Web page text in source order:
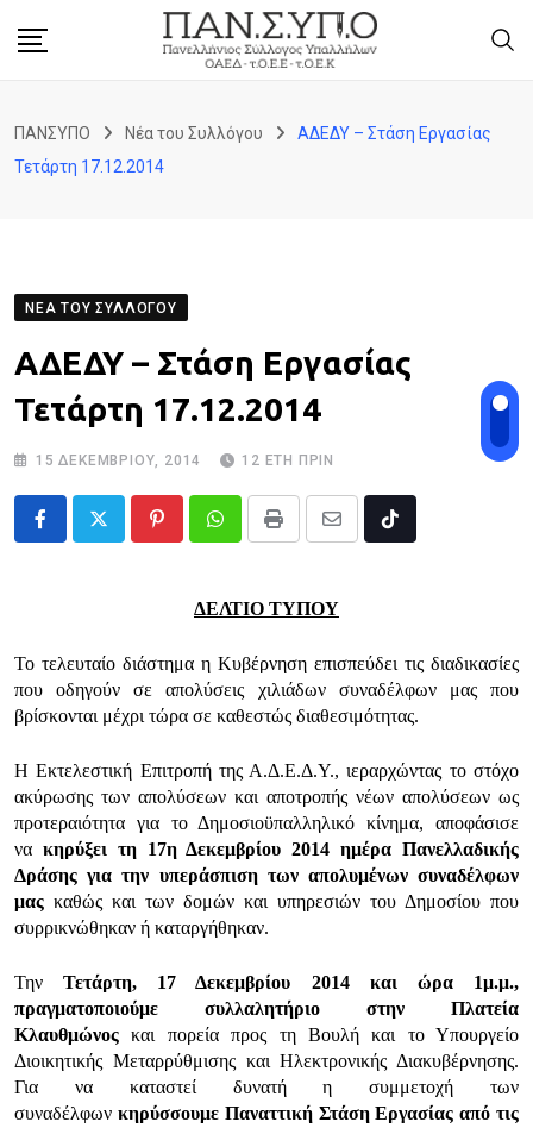
ΠΑΝΣΥΠΟ Νέα του Συλλόγου
ΑΔΕΔΥ – Στάση Εργασίας
Τετάρτη 17.12.2014
ΝΈΑ ΤΟΥ ΣΥΛΛΌΓΟΥ
ΑΔΕΔΥ – Στάση Εργασίας
Τετάρτη 17.12.2014
15 ΔΕΚΕΜΒΡΊΟΥ, 2014 12 ΈΤΗ ΠΡΙΝ
PinterestWhatsappPrint
Share
Email
Tiktok
ΔΕΛΤΙΟ ΤΥΠΟΥ
Το τελευταίο διάστημα η Κυβέρνηση επισπεύδει τις διαδικασίες
που οδηγούν σε απολύσεις χιλιάδων συναδέλφων μας που
βρίσκονται μέχρι τώρα σε καθεστώς διαθεσιμότητας.
Η Εκτελεστική Επιτροπή της Α.Δ.Ε.Δ.Υ., ιεραρχώντας το στόχο
ακύρωσης των απολύσεων και αποτροπής νέων απολύσεων ως
προτεραιότητα για το Δημοσιοϋπαλληλικό κίνημα, αποφάσισε
να κηρύξει τη 17η Δεκεμβρίου 2014 ημέρα Πανελλαδικής
Δράσης για την υπεράσπιση των απολυμένων συναδέλφων
μας καθώς και των δομών και υπηρεσιών του Δημοσίου που
συρρικνώθηκαν ή καταργήθηκαν.
Την
Τετάρτη, 17 Δεκεμβρίου 2014 και ώρα 1μ.μ.,
πραγματοποιούμε συλλαλητήριο στην Πλατεία
Κλαυθμώνος
και πορεία προς τη Βουλή και το Υπουργείο
Διοικητικής Μεταρρύθμισης και Ηλεκτρονικής Διακυβέρνησης.
Για να καταστεί δυνατή η συμμετοχή των
συναδέλφων κηρύσσουμε Παναττική Στάση Εργασίας από τις